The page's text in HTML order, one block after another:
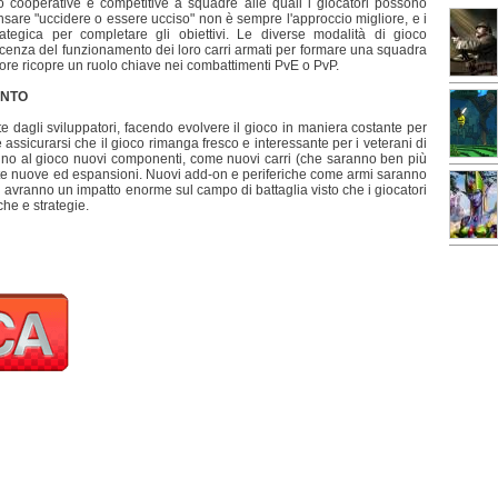
e competitive a squadre alle quali i giocatori possono
"uccidere o essere ucciso" non è sempre l'approccio migliore, e i
per completare gli obiettivi. Le diverse modalità di gioco
del funzionamento dei loro carri armati per formare una squadra
ricopre un ruolo chiave nei combattimenti PvE o PvP.
dagli sviluppatori, facendo evolvere il gioco in maniera costante per
che il gioco rimanga fresco e interessante per i veterani di
al gioco nuovi componenti, come nuovi carri (che saranno ben più
nuove ed espansioni. Nuovi add-on e periferiche come armi saranno
un impatto enorme sul campo di battaglia visto che i giocatori
e strategie.